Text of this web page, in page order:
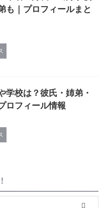
も｜プロフィールまと
学校は？彼氏・姉弟・
ロフィール情報